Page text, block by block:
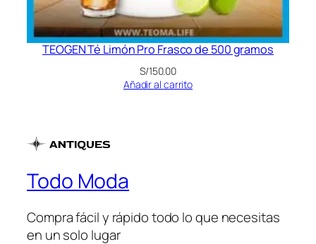
TEOGEN Té Limón Pro Frasco de 500 gramos
S/150.00
Añadir al carrito
Todo Moda
Compra fácil y rápido todo lo que necesitas
en un solo lugar